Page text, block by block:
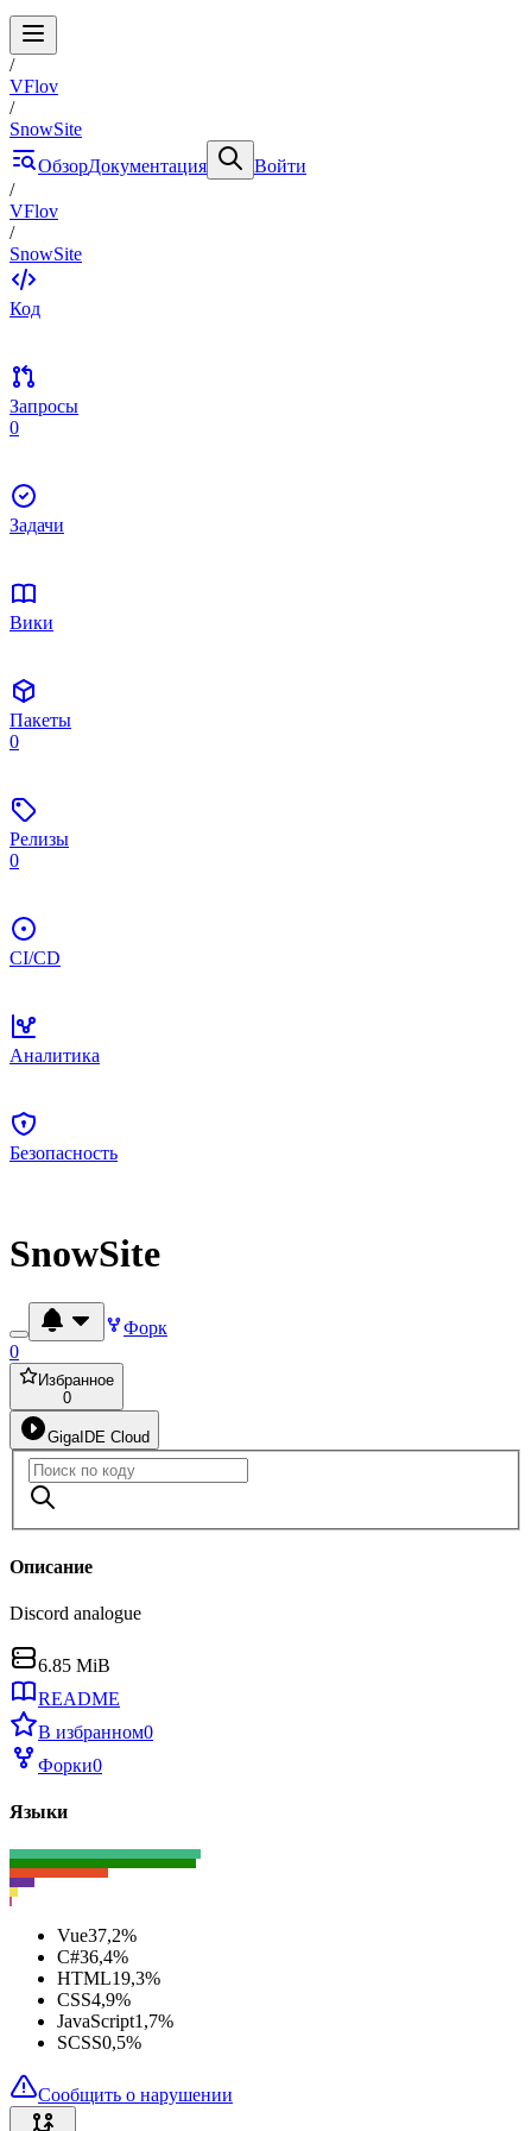
/
VFlov
/
SnowSite
ОбзорДокументация
Войти
/
VFlov
/
SnowSite
Код
Запросы
0
Задачи
Вики
Пакеты
0
Релизы
0
CI/CD
Аналитика
Безопасность
SnowSite
Форк
0
Избранное
0
GigaIDE Cloud
Описание
Discord analogue
6.85 MiB
README
В избранном0
Форки0
Языки
Vue37,2%
C#36,4%
HTML19,3%
CSS4,9%
JavaScript1,7%
SCSS0,5%
Сообщить о нарушении